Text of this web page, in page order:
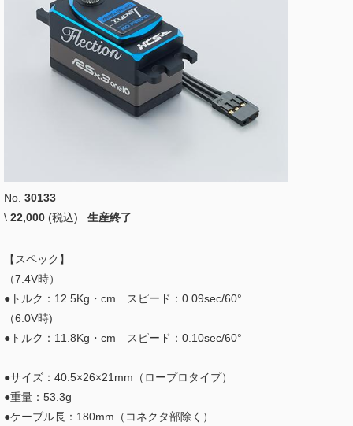
No. 30133
\ 22,000 (税込) 生産終了
【スペック】
（7.4V時）
●トルク：12.5Kg・cm スピード：0.09sec/60°
（6.0V時)
●トルク：11.8Kg・cm スピード：0.10sec/60°
●サイズ：40.5×26×21mm（ロープロタイプ）
●重量：53.3g
●ケーブル長：180mm（コネクタ部除く）